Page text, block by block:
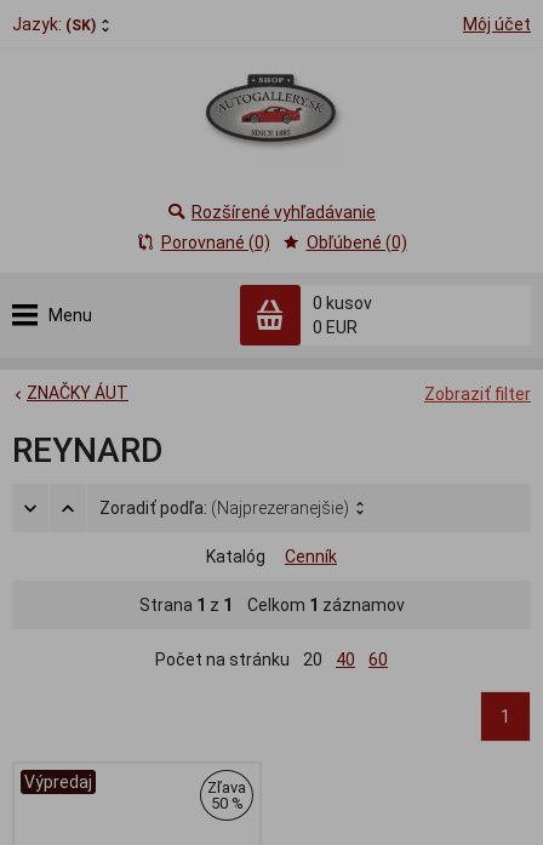
Jazyk: (SK) Môj účet
Menu
0 kusov
0 EUR
Rozšírené vyhľadávanie
Porovnané (0)
Obľúbené (0)
Zobraziť filter
ZNAČKY ÁUT
REYNARD
Zoradiť podľa: (Najprezeranejšie)
Katalóg Cenník
Strana 1 z 1 Celkom 1 záznamov
Počet na stránku 20 40 60
1
Výpredaj
Zľava
50 %